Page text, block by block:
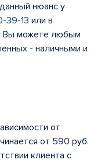
нюанс у
39-13 или в
Вы можете любым
- наличными и
от
от 590 руб.
клиента с